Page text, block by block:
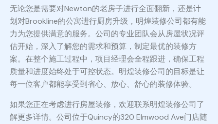
无论您是需要对Newton的老房子进行全面翻新，还是计
划对Brookline的公寓进行厨房升级，明煌装修公司都有能
力为您提供满意的服务。公司的专业团队会从房屋状况评
估开始，深入了解您的需求和预算，制定最优的装修方
案。在整个施工过程中，项目经理会全程跟进，确保工程
质量和进度始终处于可控状态。明煌装修公司的目标是让
每一位客户都能享受到省心、放心、舒心的装修体验。
如果您正在考虑进行房屋装修，欢迎联系明煌装修公司了
解更多详情。公司位于Quincy的320 Elmwood Ave门店随